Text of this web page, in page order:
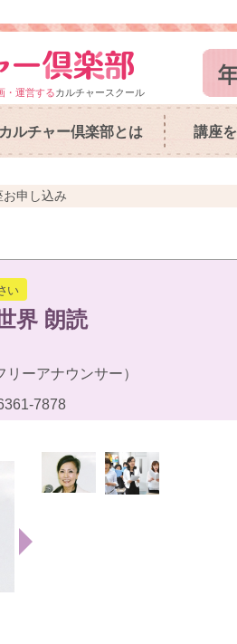
・運営するカルチャースクール
ルチャー倶楽部とは 講座
お申し込み
い
界 朗読
リーアナウンサー）
7878